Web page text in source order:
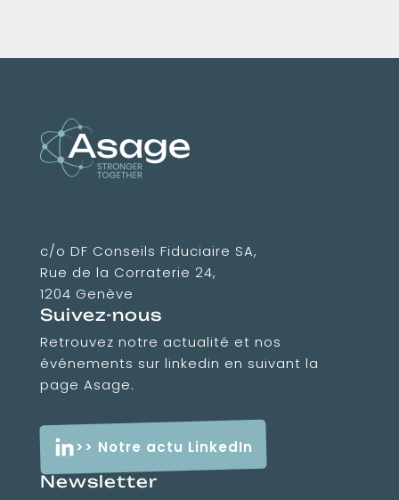
c/o DF Conseils Fiduciaire SA,
Rue de la Corraterie 24,
1204 Genève
Suivez-nous
Retrouvez notre actualité et nos
événements sur linkedin en suivant la
page Asage.
>> Notre actu LinkedIn
Newsletter